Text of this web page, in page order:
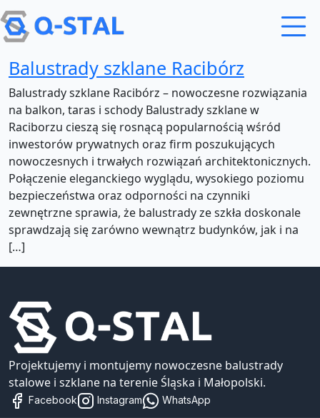
Przejdź do treści
Balustrady szklane Racibórz
Balustrady szklane Racibórz – nowoczesne rozwiązania
na balkon, taras i schody Balustrady szklane w
Raciborzu cieszą się rosnącą popularnością wśród
inwestorów prywatnych oraz firm poszukujących
nowoczesnych i trwałych rozwiązań architektonicznych.
Połączenie eleganckiego wyglądu, wysokiego poziomu
bezpieczeństwa oraz odporności na czynniki
zewnętrzne sprawia, że balustrady ze szkła doskonale
sprawdzają się zarówno wewnątrz budynków, jak i na
[…]
Projektujemy i montujemy nowoczesne balustrady
stalowe i szklane na terenie Śląska i Małopolski.
Facebook Instagram WhatsApp